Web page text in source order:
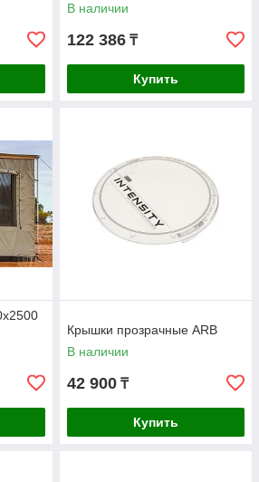
В наличии
122 386 ₸
Купить
Крышки прозрачные ARB
В наличии
42 900 ₸
Купить